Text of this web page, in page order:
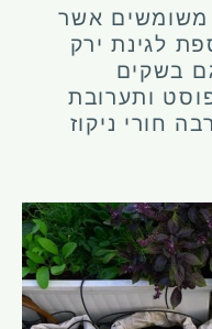
משומשים אשר
לגינת ירק
בשקים
ותערובת
חורי ניקוז